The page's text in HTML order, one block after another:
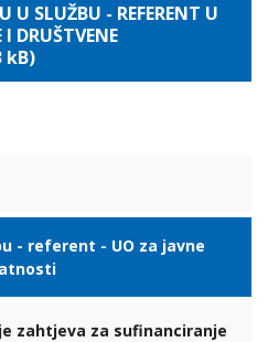
U SLUŽBU - REFERENT U
I DRUŠTVENE
kB)
- referent - UO za javne
zahtjeva za sufinanciranje